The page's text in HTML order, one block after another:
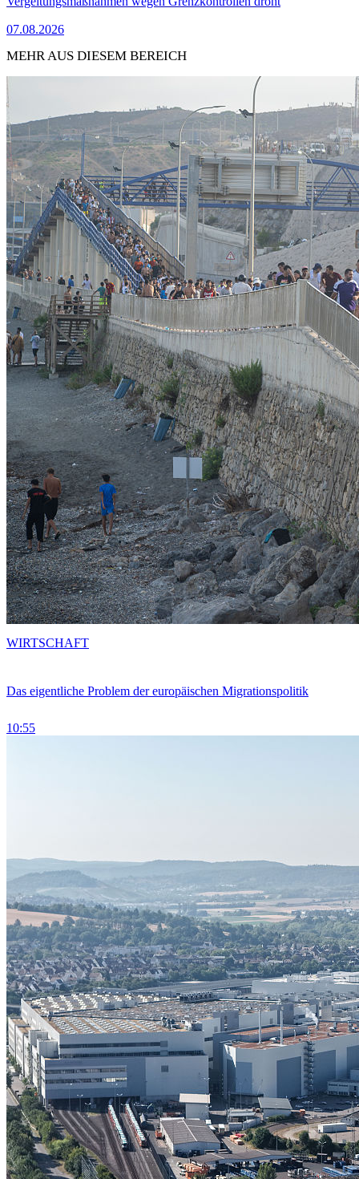
07.08.2026
MEHR AUS DIESEM BEREICH
Das eigentliche Problem der europäischen Migrationspolitik
10:55
WIRTSCHAFT